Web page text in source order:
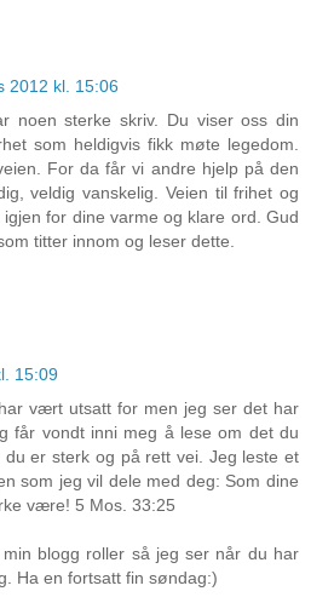
2012 kl. 15:06
noen sterke skriv. Du viser oss din
som heldigvis fikk møte legedom.
For da får vi andre hjelp på den
veldig vanskelig. Veien til frihet og
for dine varme og klare ord. Gud
titter innom og leser dette.
15:09
vært utsatt for men jeg ser det har
får vondt inni meg å lese om det du
er sterk og på rett vei. Jeg leste et
som jeg vil dele med deg: Som dine
være! 5 Mos. 33:25
blogg roller så jeg ser når du har
Ha en fortsatt fin søndag:)